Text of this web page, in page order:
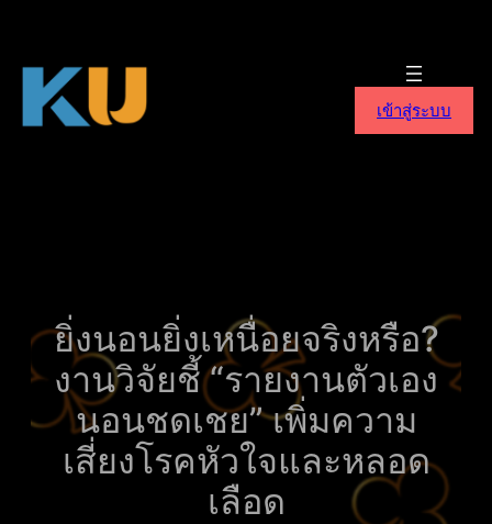
ยัง
เนื้อหา
เข้าสู่ระบบ
ยิ่งนอนยิ่งเหนื่อยจริงหรือ?
งานวิจัยชี้ “รายงานตัวเอง
นอนชดเชย” เพิ่มความ
เสี่ยงโรคหัวใจและหลอด
เลือด